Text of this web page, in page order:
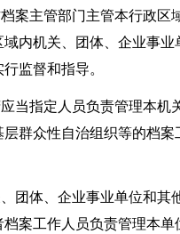
案主管部门主管本行政区
域内机关、团体、企业事业
监督和指导。
当指定人员负责管理本机
群众性自治组织等的档案
团体、企业事业单位和其
案工作人员负责管理本单